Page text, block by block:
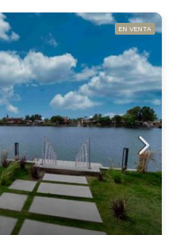
EN VENTA